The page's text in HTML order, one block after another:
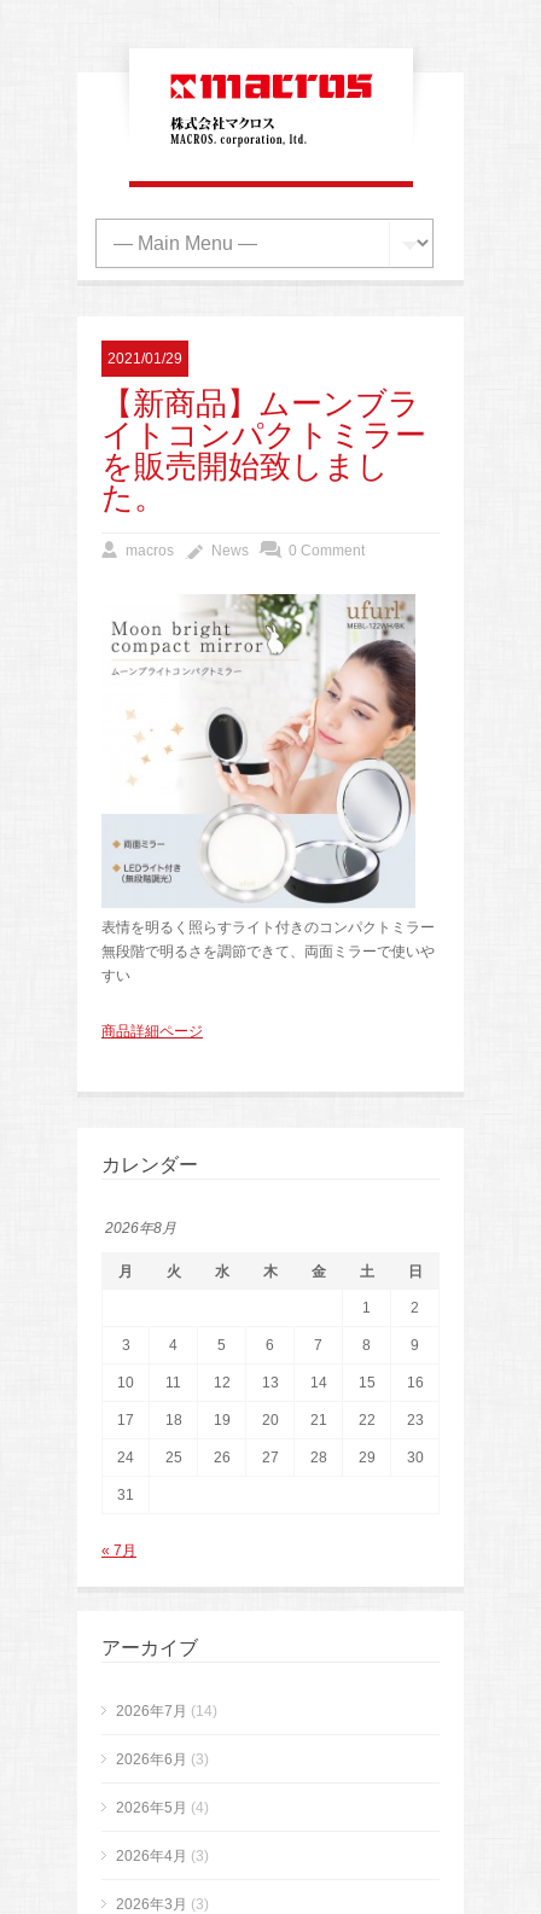
2021/01/29
【新商品】ムーンブラ
イトコンパクトミラー
を販売開始致しまし
た。
macros News 0 Comment
表情を明るく照らすライト付きのコンパクトミラー
無段階で明るさを調節できて、両面ミラーで使いや
すい
商品詳細ページ
カレンダー
2026年8月
月 火 水 木 金 土 日
1 2
3 4 5 6 7 8 9
10 11 12 13 14 15 16
17 18 19 20 21 22 23
24 25 26 27 28 29 30
31
« 7月
アーカイブ
2026年7月 (14)
2026年6月 (3)
2026年5月 (4)
2026年4月 (3)
2026年3月 (3)